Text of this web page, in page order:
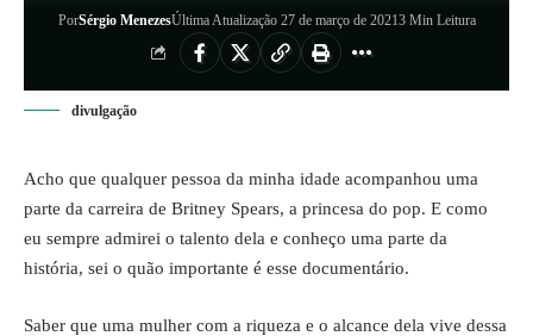
PorSérgio MenezesÚltima Atualização 27 de março de 20213 Min Leitura
divulgação
Acho que qualquer pessoa da minha idade acompanhou uma
parte da carreira de Britney Spears, a princesa do pop. E como
eu sempre admirei o talento dela e conheço uma parte da
história, sei o quão importante é esse documentário.
Saber que uma mulher com a riqueza e o alcance dela vive dessa